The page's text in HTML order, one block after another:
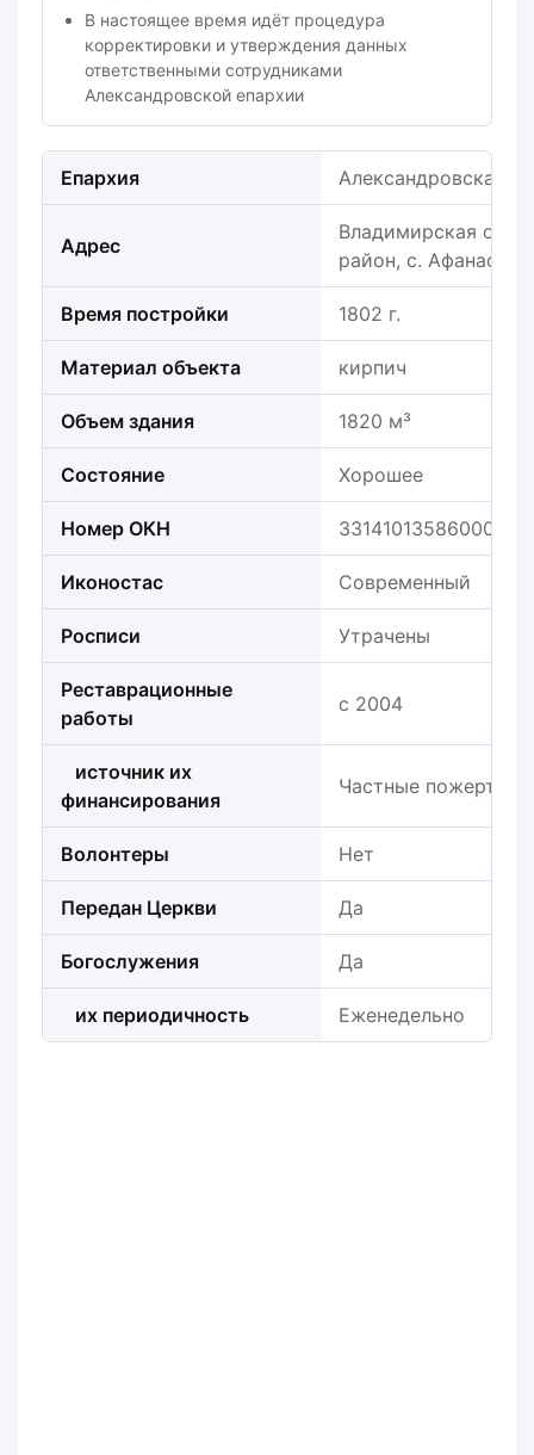
В настоящее время идёт процедура
корректировки и утверждения данных
ответственными сотрудниками
Александровской епархии
Епархия Александровская
Адрес
Владимирская
район, с.
Время постройки 1802 г.
Материал объекта кирпич
Объем здания 1820 м³
Состояние Хорошее
Номер ОКН 331410135860005
Иконостас Современный
Росписи Утрачены
Реставрационные
работы
с 2004
источник их
финансирования
Частные
Волонтеры Нет
Передан Церкви Да
Богослужения Да
их периодичность Еженедельно